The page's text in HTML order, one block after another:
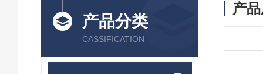
产品分类
CASSIFICATION
产